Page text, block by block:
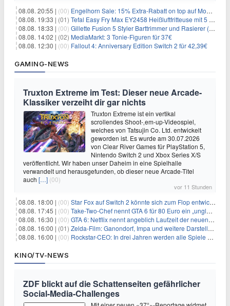
08.08. 20:55 | (00) Engelhorn Sale: 15% Extra-Rabatt on top auf Mode- und Sport-Artikel
08.08. 19:33 | (01) Tefal Easy Fry Max EY2458 Heißluftfritteuse mit 5 Litern für 64,99€
08.08. 18:33 | (00) Gillette Fusion 5 Styler Barttrimmer und Rasierer (All in One) für 16€
08.08. 14:02 | (02) MediaMarkt: 3 Tonie-Figuren für 37€
08.08. 12:30 | (00) Fallout 4: Anniversary Edition Switch 2 für 42,39€
GAMING-NEWS
Truxton Extreme im Test: Dieser neue Arcade-
Klassiker verzeiht dir gar nichts
Truxton Extreme ist ein vertikal
scrollendes Shoot-‚em-up-Videospiel,
welches von Tatsujin Co. Ltd. entwickelt
geworden ist. Es wurde am 30.07.2026
von Clear River Games für PlayStation 5,
Nintendo Switch 2 und Xbox Series X/S
veröffentlicht. Wir haben unser Daheim in eine Spielhalle
verwandelt und herausgefunden, ob dieser neue Arcade-Titel
auch […] (00)
vor 11 Stunden
08.08. 18:00 | (00) Star Fox auf Switch 2 könnte sich zum Flop entwickeln
08.08. 17:45 | (00) Take-Two-Chef nennt GTA 6 für 80 Euro ein „unglaubliches Schnäppchen“
08.08. 16:30 | (00) GTA 6: Netflix nennt angeblich Laufzeit der neuen Gameplay-Präsentation
08.08. 16:00 | (01) Zelda-Film: Ganondorf, Impa und weitere Darsteller sollen feststehen
08.08. 16:00 | (00) Rockstar-CEO: In drei Jahren werden alle Spiele gestreamt
KINO/TV-NEWS
ZDF blickt auf die Schattenseiten gefährlicher
Social-Media-Challenges